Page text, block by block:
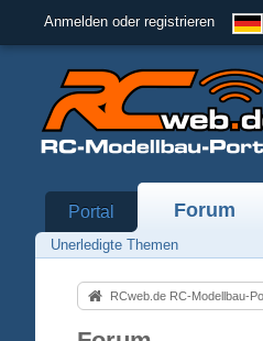
Anmelden oder registrieren
Portal Forum
Unerledigte Themen
RCweb.de RC-Modellbau-